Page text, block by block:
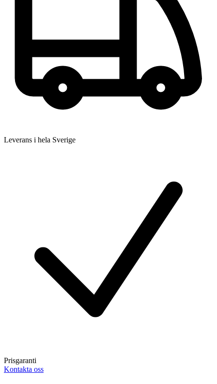
Leverans i hela Sverige
Prisgaranti
Kontakta oss